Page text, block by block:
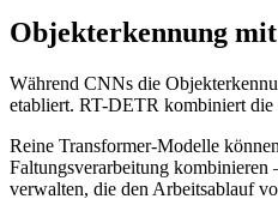
Objekterkennung
Während CNNs die
etabliert. RT-DETR kombiniert
Reine Transformer-Modelle
Faltungsverarbeitung kombinieren
verwalten, die den Arbeitsablauf